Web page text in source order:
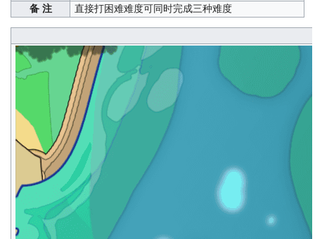
备 注
直接打困难难度可同时完成三种难度